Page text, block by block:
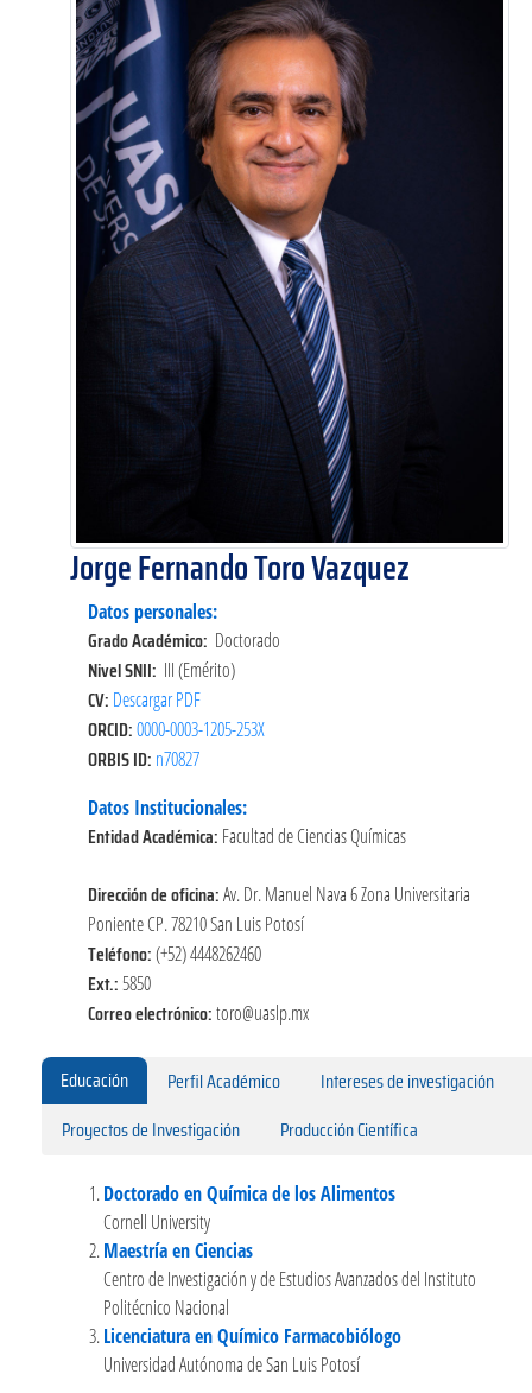
Jorge Fernando Toro Vazquez
Datos personales:
Grado Académico: Doctorado
Nivel SNII: III (Emérito)
CV: Descargar PDF
ORCID:0000-0003-1205-253X
ORBIS ID: n70827
Datos Institucionales:
Entidad Académica: Facultad de Ciencias Químicas
Dirección de oficina:Av. Dr. Manuel Nava 6 Zona Universitaria
Poniente CP. 78210 San Luis Potosí
Teléfono:(+52) 4448262460
Ext.:5850
Correo electrónico:toro@uaslp.mx
Educación Perfil Académico
Intereses de investigación
Proyectos de Investigación
Producción Científica
Doctorado en Química de los Alimentos
Cornell University
Maestría en Ciencias
Centro de Investigación y de Estudios Avanzados del Instituto
Politécnico Nacional
Licenciatura en Químico Farmacobiólogo
Universidad Autónoma de San Luis Potosí